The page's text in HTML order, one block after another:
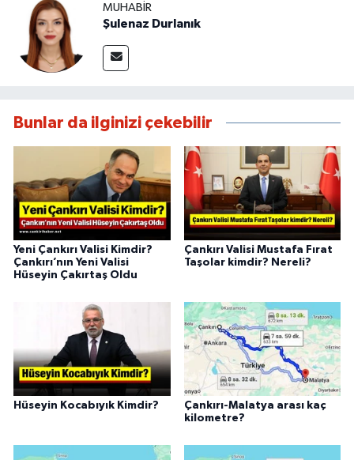
MUHABIR
Şulenaz Durlanık
Bunlar da ilginizi çekebilir
Yeni Çankırı Valisi Kimdir?
Çankırı’nın Yeni Valisi
Hüseyin Çakırtaş Oldu
Çankırı Valisi Mustafa Fırat
Taşolar kimdir? Nereli?
Hüseyin Kocabıyık Kimdir?
Çankırı-Malatya arası kaç
kilometre?